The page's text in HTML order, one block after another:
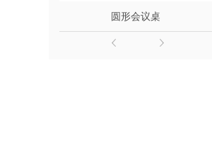
圆形会议桌